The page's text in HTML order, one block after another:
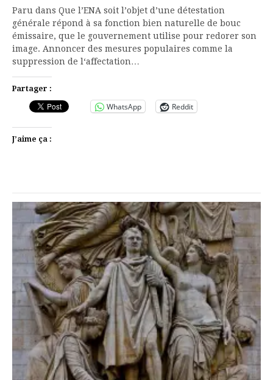
Paru dans Que l’ENA soit l’objet d’une détestation
générale répond à sa fonction bien naturelle de bouc
émissaire, que le gouvernement utilise pour redorer son
image. Annoncer des mesures populaires comme la
suppression de l‘affectation…
Partager :
WhatsApp Reddit
J’aime ça :